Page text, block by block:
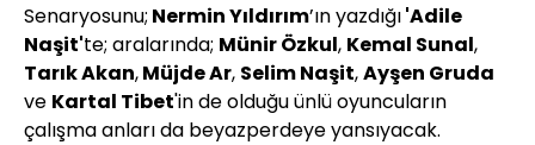
Senaryosunu; Nermin Yıldırım’ın yazdığı'Adile
Naşit'te; aralarında; Münir Özkul, Kemal Sunal,
Tarık Akan,Müjde Ar, Selim Naşit,Ayşen Gruda
ve Kartal Tibet'in de olduğu ünlü oyuncuların
çalışma anları da beyazperdeye yansıyacak.